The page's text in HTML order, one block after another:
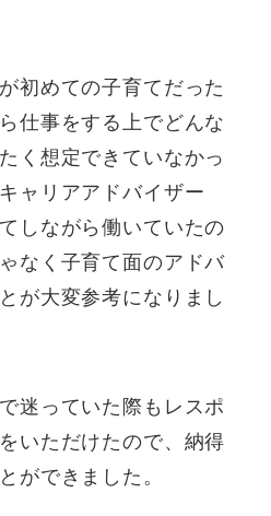
初めての子育てだった
仕事をする上でどんな
く想定できていなかっ
ャリアアドバイザー
しながら働いていたの
なく子育て面のアドバ
が大変参考になりまし
迷っていた際もレスポ
いただけたので、納得
ができました。